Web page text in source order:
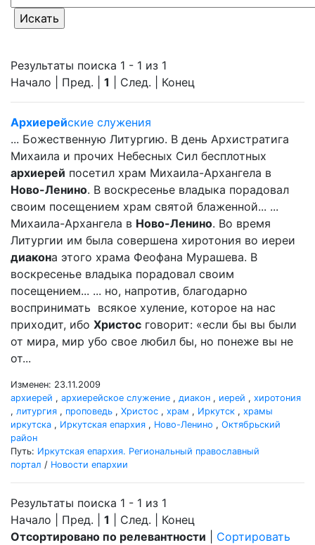
Результаты поиска 1 - 1 из 1
Начало | Пред. | 1 | След. | Конец
Архиерейские служения
... Божественную Литургию. В день Архистратига
Михаила и прочих Небесных Сил бесплотных
архиерей посетил храм Михаила-Архангела в
Ново-Ленино. В воскресенье владыка порадовал
своим посещением храм святой блаженной... ...
Михаила-Архангела в Ново-Ленино. Во время
Литургии им была совершена хиротония во иереи
диакона этого храма Феофана Мурашева. В
воскресенье владыка порадовал своим
посещением... ... но, напротив, благодарно
воспринимать всякое хуление, которое на нас
приходит, ибо Христос говорит: «если бы вы были
от мира, мир убо свое любил бы, но понеже вы не
от...
Изменен: 23.11.2009
архиерей , архиерейское служение , диакон , иерей , хиротония
, литургия , проповедь , Христос , храм , Иркутск , храмы
иркутска , Иркутская епархия , Ново-Ленино , Октябрьский
район
Путь: Иркутская епархия. Региональный православный
портал / Новости епархии
Результаты поиска 1 - 1 из 1
Начало | Пред. | 1 | След. | Конец
Отсортировано по релевантности
Сортировать